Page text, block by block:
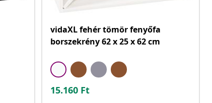
vidaXL fehér tömör fenyőfa
borszekrény 62 x 25 x 62 cm
15.160 Ft